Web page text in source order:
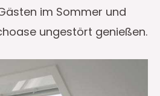
im Sommer und
ungestört genießen.